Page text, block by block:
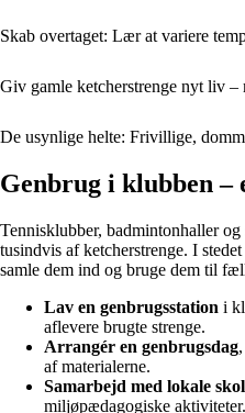
Skab overtaget: Lær at variere
Giv gamle ketcherstrenge nyt liv –
De usynlige helte: Frivillige,
Genbrug i klubben
Tennisklubber, badmintonhaller
tusindvis af ketcherstrenge. I
samle dem ind og bruge dem til
Lav en genbrugsstation i
aflevere brugte strenge.
Arrangér en genbrugsdag
af materialerne.
Samarbejd med lokale
miljøpædagogiske aktiviteter.